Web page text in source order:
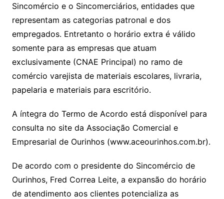
Sincomércio e o Sincomerciários, entidades que
representam as categorias patronal e dos
empregados. Entretanto o horário extra é válido
somente para as empresas que atuam
exclusivamente (CNAE Principal) no ramo de
comércio varejista de materiais escolares, livraria,
papelaria e materiais para escritório.
A íntegra do Termo de Acordo está disponível para
consulta no site da Associação Comercial e
Empresarial de Ourinhos (www.aceourinhos.com.br).
De acordo com o presidente do Sincomércio de
Ourinhos, Fred Correa Leite, a expansão do horário
de atendimento aos clientes potencializa as